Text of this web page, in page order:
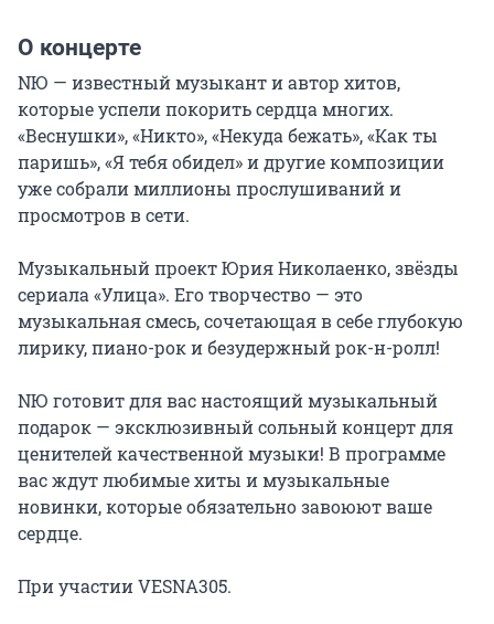
О концерте
NЮ — известный музыкант и автор хитов,
которые успели покорить сердца многих.
«Веснушки», «Никто», «Некуда бежать», «Как ты
паришь», «Я тебя обидел» и другие композиции
уже собрали миллионы прослушиваний и
просмотров в сети.
Музыкальный проект Юрия Николаенко, звёзды
сериала «Улица». Его творчество — это
музыкальная смесь, сочетающая в себе глубокую
лирику, пиано-рок и безудержный рок-н-ролл!
NЮ готовит для вас настоящий музыкальный
подарок — эксклюзивный сольный концерт для
ценителей качественной музыки! В программе
вас ждут любимые хиты и музыкальные
новинки, которые обязательно завоюют ваше
сердце.
При участии VESNA305.